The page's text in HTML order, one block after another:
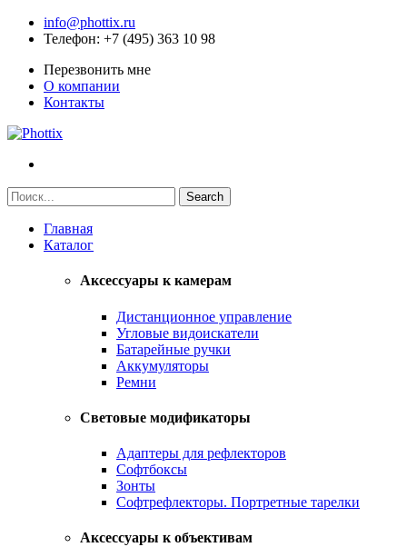
info@phottix.ru
Телефон: +7 (495) 363 10 98
Перезвонить мне
О компании
Контакты
Главная
Каталог
Аксессуары к камерам
Дистанционное управление
Угловые видоискатели
Батарейные ручки
Аккумуляторы
Ремни
Световые модификаторы
Адаптеры для рефлекторов
Софтбоксы
Зонты
Софтрефлекторы. Портретные тарелки
Аксессуары к объективам